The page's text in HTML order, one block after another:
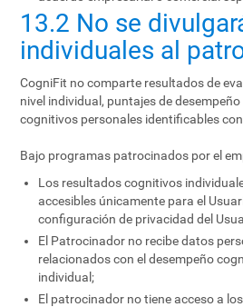
13.2 No se
individuales al
CogniFit no comparte resultados de
nivel individual, puntajes de
cognitivos personales identificables
Bajo programas patrocinados por el
Los resultados cognitivos
accesibles únicamente para el
configuración de privacidad del
El Patrocinador no recibe datos
relacionados con el desempeño
individual;
El patrocinador no tiene acceso a